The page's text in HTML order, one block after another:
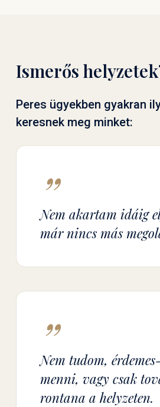
Ismerős
Peres ügyekben gyakran
keresnek meg minket:
”
Nem akartam idáig
már nincs más
”
Nem tudom,
menni, vagy csak
rontana a helyzeten.